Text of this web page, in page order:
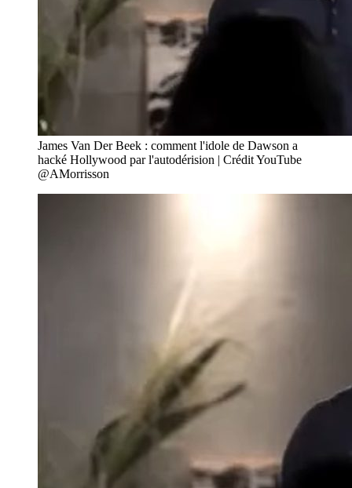
James Van Der Beek : comment l'idole de Dawson a
hacké Hollywood par l'autodérision | Crédit YouTube
@AMorrisson